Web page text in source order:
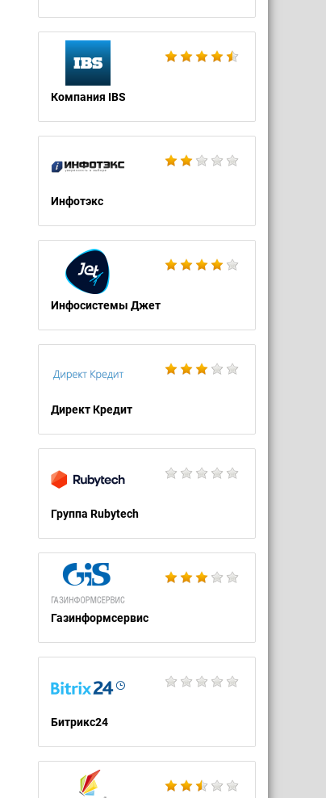
Компания IBS
Инфотэкс
Инфосистемы Джет
Директ Кредит
Группа Rubytech
Газинформсервис
Битрикс24